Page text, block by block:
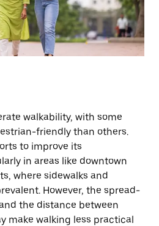
walkability, with some
friendly than others.
to improve its
in areas like downtown
where sidewalks and
However, the spread-
the distance between
make walking less practical